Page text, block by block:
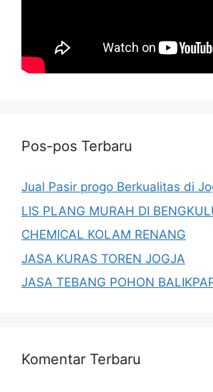
Pos-pos Terbaru
Jual Pasir progo Berkualitas di
LIS PLANG MURAH DI
CHEMICAL KOLAM RENANG
JASA KURAS TOREN JOGJA
JASA TEBANG POHON
Komentar Terbaru